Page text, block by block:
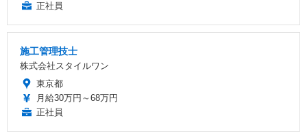
正社員
施工管理技士
株式会社スタイルワン
東京都
月給30万円～68万円
正社員